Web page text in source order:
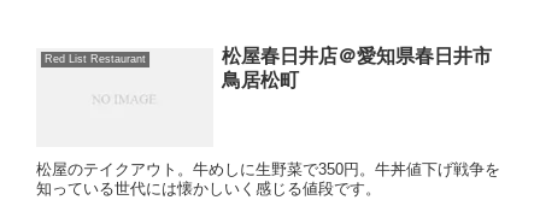
Red List Restaurant
松屋春日井店＠愛知県春日井市
鳥居松町
松屋のテイクアウト。牛めしに生野菜で350円。牛丼値下げ戦争を
知っている世代には懐かしいく感じる値段です。